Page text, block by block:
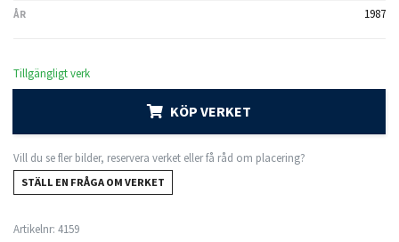
ÅR 1987
Tillgängligt verk
KÖP VERKET
Vill du se fler bilder, reservera verket eller få råd om placering?
STÄLL EN FRÅGA OM VERKET
Artikelnr: 4159